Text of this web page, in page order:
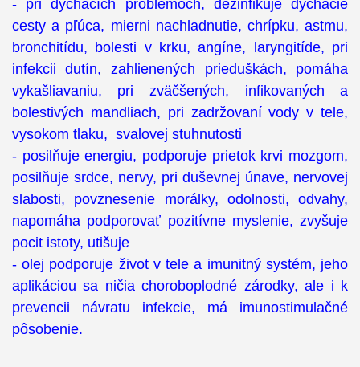
- pri dýchacích problémoch, dezinfikuje dýchacie
cesty a pľúca, mierni nachladnutie, chrípku, astmu,
bronchitídu, bolesti v krku, angíne, laryngitíde, pri
infekcii dutín, zahlienených prieduškách, pomáha
vykašliavaniu, pri zväčšených, infikovaných a
bolestivých mandliach, pri zadržovaní vody v tele,
vysokom tlaku, svalovej stuhnutosti
- posilňuje energiu, podporuje prietok krvi mozgom,
posilňuje srdce, nervy, pri duševnej únave, nervovej
slabosti, povznesenie morálky, odolnosti, odvahy,
napomáha podporovať pozitívne myslenie, zvyšuje
pocit istoty, utišuje
- olej podporuje život v tele a imunitný systém, jeho
aplikáciou sa ničia choroboplodné zárodky, ale i k
prevencii návratu infekcie, má imunostimulačné
pôsobenie.